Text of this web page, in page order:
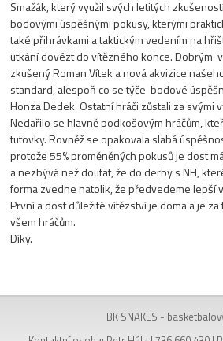
Smažák, který využil svých letitých
bodovými úspěšnými pokusy, kterými
také přihrávkami a taktickým vedením na
utkání dovézt do vítězného konce. Dobrým
zkušený Roman Vítek a nová akvizice
standard, alespoň co se týče bodové
Honza Dedek. Ostatní hráči zůstali za svými
Nedařilo se hlavně podkošovým hráčům,
tutovky. Rovněž se opakovala slabá
protože 55% proměněných pokusů je dost
a nezbývá než doufat, že do derby s NH,
forma zvedne natolik, že předvedeme lepší
První a dost důležité vítězství je doma a je
všem hráčům.
Díky.
BK SNAKES -